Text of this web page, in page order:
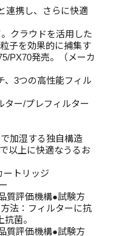
連携し、さらに快適
クラウドを活用した
子を効果的に捕集す
PX70発売。（メーカ
、3つの高性能フィル
ター/プレフィルター
加湿する独自構造
以上に快適なうるお
ートリッジ
質評価機構●試験方
法：フィルターに抗
菌。
質評価機構●試験方